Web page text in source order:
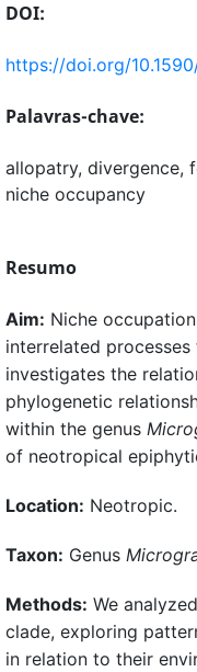
DOI:
https://doi.org/
Palavras-chave:
allopatry, divergence,
niche occupancy
Resumo
Aim: Niche
interrelated
investigates the
phylogenetic
within the genus
of neotropical
Location: Neotropic.
Taxon: Genus
Methods: We
clade, exploring
in relation to their